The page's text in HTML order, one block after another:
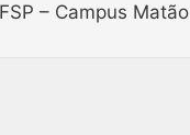
– Campus Matão